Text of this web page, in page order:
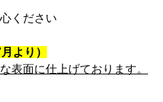
ください
より）
表面に仕上げております。